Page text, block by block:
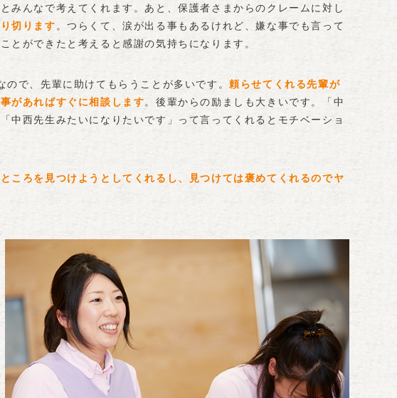
みんなで考えてくれます。あと、保護者さまからのクレームに対し
切ります。つらくて、涙が出る事もあるけれど、嫌な事でも言って
とができたと考えると感謝の気持ちになります。
ので、先輩に助けてもらうことが多いです。頼らせてくれる先輩が
があればすぐに相談します。後輩からの励ましも大きいです。「中
中西先生みたいになりたいです」って言ってくれるとモチベーショ
ころを見つけようとしてくれるし、見つけては褒めてくれるのでヤ